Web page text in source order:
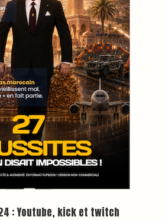
: Youtube, kick et twitch